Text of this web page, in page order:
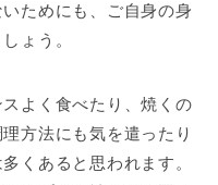
ためにも、ご自身の身
ょう。
よく食べたり、焼くの
方法にも気を遣ったり
くあると思われます。